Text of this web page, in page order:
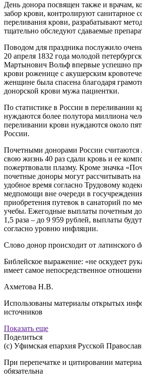
День донора посвящен также и врачам,
забор крови, контролируют санитарное
переливания крови, разрабатывают
тщательно обследуют сдаваемые
Поводом для праздника послужило
20 апреля 1832 года молодой
Мартынович Вольф впервые успешно
крови роженице с акушерским
женщине была спасена благодаря
донорской крови мужа пациентки.
По статистике в России в переливании
нуждаются более полутора миллиона
переливании крови нуждаются около
России.
Почетными донорами России считаются
свою жизнь 40 раз сдали кровь и ее
пожертвовали плазму. Кроме значка
почетные доноры могут рассчитывать
удобное время согласно Трудовому
медпомощи вне очереди в
приобретения путевок в санаторий по
учебы. Ежегодные выплаты почетным
1,5 раза – до 9 959 рублей, выплаты
согласно уровню инфляции.
Слово донор происходит от латинского
Библейское выражение: «не оскудеет
имеет самое непосредственное
Ахметова Н.В.
Использованы материалы открытых
источников
Показать еще
Поделиться
(с) Уфимская епархия Русской
При перепечатке и цитировании
обязательна